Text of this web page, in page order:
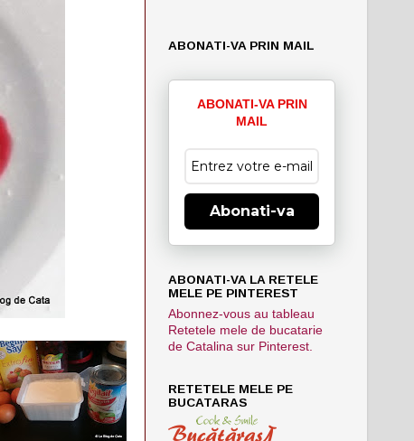
ABONATI-VA PRIN MAIL
ABONATI-VA PRIN
MAIL
Abonati-va
ABONATI-VA LA RETELE
MELE PE PINTEREST
Abonnez-vous au tableau
Retetele mele de bucatarie
de Catalina sur Pinterest.
RETETELE MELE PE
BUCATARAS